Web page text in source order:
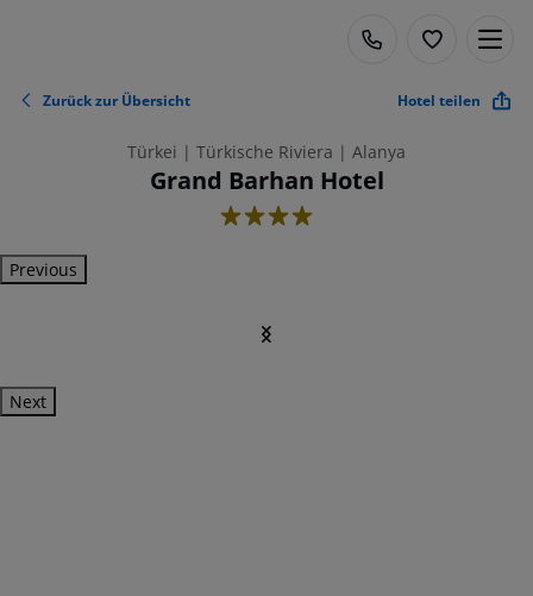
Zurück zur Übersicht Hotel teilen
Türkei | Türkische Riviera | Alanya
Grand Barhan Hotel
4
Previous
Next